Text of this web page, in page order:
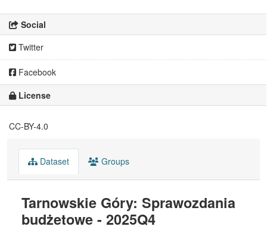
Social
Twitter
Facebook
License
CC-BY-4.0
Dataset Groups
Tarnowskie Góry: Sprawozdania
budżetowe - 2025Q4